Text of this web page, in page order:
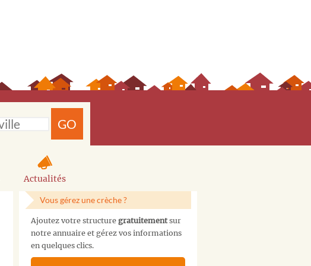
GO
Actualités
Vous gérez une crèche ?
Ajoutez votre structure gratuitementsur
notre annuaire et gérez vos informations
en quelques clics.